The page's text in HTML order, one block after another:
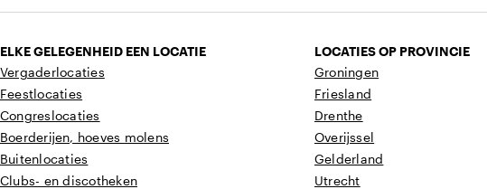
ELKE GELEGENHEID EEN LOCATIE
Vergaderlocaties
Feestlocaties
Congreslocaties
Boerderijen, hoeves molens
Buitenlocaties
Clubs- en discotheken
LOCATIES OP PROVINCIE
Groningen
Friesland
Drenthe
Overijssel
Gelderland
Utrecht